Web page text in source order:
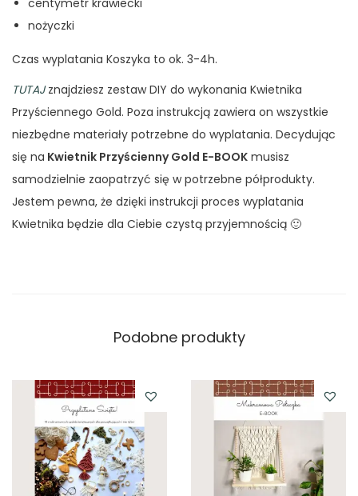
centymetr krawiecki
nożyczki
Czas wyplatania Koszyka to ok. 3-4h.
TUTAJznajdziesz zestaw DIY do wykonania Kwietnika
Przyściennego Gold. Poza instrukcją zawiera on wszystkie
niezbędne materiały potrzebne do wyplatania. Decydując
się na Kwietnik Przyścienny Gold E-BOOK musisz
samodzielnie zaopatrzyć się w potrzebne półprodukty.
Jestem pewna, że dzięki instrukcji proces wyplatania
Kwietnika będzie dla Ciebie czystą przyjemnością 🙂
Podobne produkty